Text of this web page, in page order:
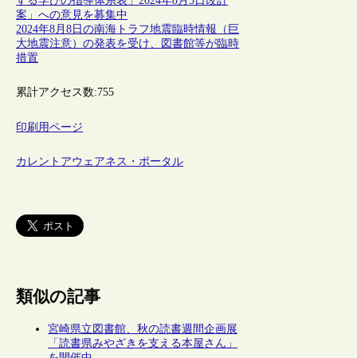
案」への意見を募集中
2024年8月8日の南海トラフ地震臨時情報（巨
大地震注意）の発表を受け、図書館等が臨時
措置
累計アクセス数:755
印刷用ページ
カレントアウェアネス・ポータル
類似の記事
宮崎県立図書館、秋の読書週間企画展
「読書県みやざきを支える本屋さん」